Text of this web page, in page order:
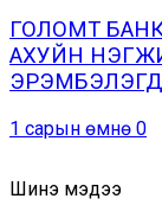
ГОЛОМТ
АХУЙН
1 сарын өмнө 0
Шинэ мэдээ